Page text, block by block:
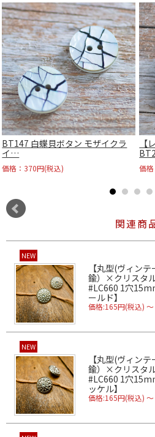
BT147 白蝶貝ボタン モザイクラ
イ…
価格：370円(税込)
【
価
関連商
NEW
【丸型(ヴィン
鍮）×クリスタ
#LC660 1穴
ールド】
価格:165円(税込) ～
NEW
【丸型(ヴィン
鍮）×クリスタ
#LC660 1穴
ッケル】
価格:165円(税込) ～